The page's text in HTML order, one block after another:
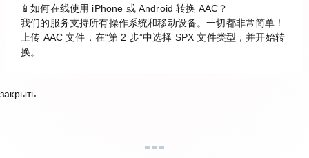
📱如何在线使用 iPhone 或 Android 转换 AAC？
我们的服务支持所有操作系统和移动设备。一切都非常简单！
上传 AAC 文件，在“第 2 步”中选择 SPX 文件类型，并开始转
换。
закрыть